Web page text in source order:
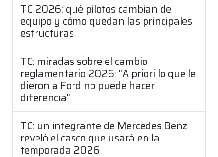
TC 2026: qué pilotos cambian de
equipo y cómo quedan las principales
estructuras
TC: miradas sobre el cambio
reglamentario 2026: "A priori lo que le
dieron a Ford no puede hacer
diferencia"
TC: un integrante de Mercedes Benz
reveló el casco que usará en la
temporada 2026